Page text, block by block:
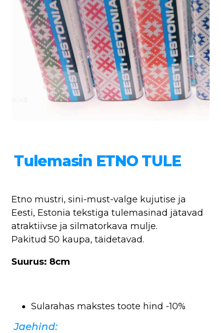
Tulemasin ETNO TULE
Etno mustri, sini-must-valge kujutise ja
Eesti, Estonia tekstiga tulemasinad jätavad
atraktiivse ja silmatorkava mulje.
Pakitud 50 kaupa, täidetavad.
Suurus: 8cm
Sularahas makstes toote hind -10%
Jaehind: